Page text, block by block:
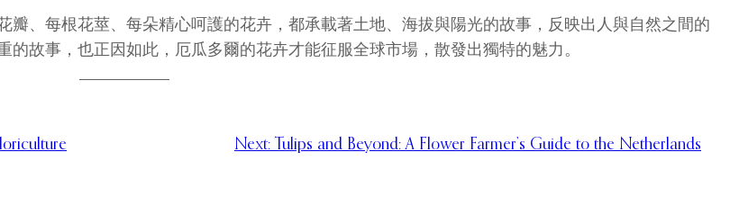
、每根花莖、每朵精心呵護的花卉，都承載著土地、海拔與陽光的故事，反映出人與自然之間的
故事，也正因如此，厄瓜多爾的花卉才能征服全球市場，散發出獨特的魅力。
Next: Tulips and Beyond: A Flower Farmer’s Guide to the Netherlands